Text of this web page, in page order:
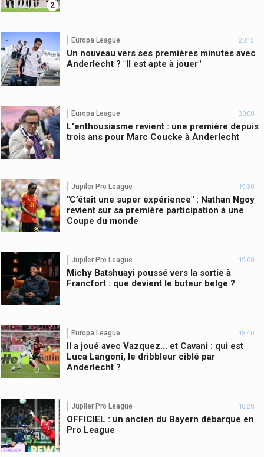
2
Europa League 20:15
Un nouveau vers ses premières minutes avec
Anderlecht ? "Il est apte à jouer"
Europa League 20:00
L'enthousiasme revient : une première depuis
trois ans pour Marc Coucke à Anderlecht
Jupiler Pro League 19:30
"C’était une super expérience" : Nathan Ngoy
revient sur sa première participation à une
Coupe du monde
Jupiler Pro League 19:00
Michy Batshuayi poussé vers la sortie à
Francfort : que devient le buteur belge ?
Europa League 18:40
Il a joué avec Vazquez... et Cavani : qui est
Luca Langoni, le dribbleur ciblé par
Anderlecht ?
Jupiler Pro League 18:20
OFFICIEL : un ancien du Bayern débarque en
Pro League